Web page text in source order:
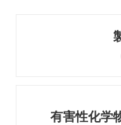
有害性化学